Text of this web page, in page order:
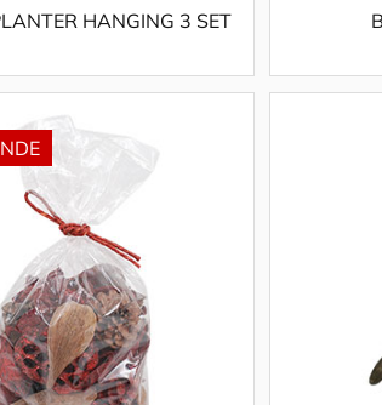
HANGING 3 SET